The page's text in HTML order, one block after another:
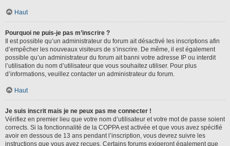
Haut
Pourquoi ne puis-je pas m’inscrire ?
Il est possible qu’un administrateur du forum ait désactivé les inscriptions afin
d’empêcher les nouveaux visiteurs de s’inscrire. De même, il est également
possible qu’un administrateur du forum ait banni votre adresse IP ou interdit
l’utilisation du nom d’utilisateur que vous souhaitez utiliser. Pour plus
d’informations, veuillez contacter un administrateur du forum.
Haut
Je suis inscrit mais je ne peux pas me connecter !
Vérifiez en premier lieu que votre nom d’utilisateur et votre mot de passe soient
corrects. Si la fonctionnalité de la COPPA est activée et que vous avez spécifié
avoir en dessous de 13 ans pendant l’inscription, vous devrez suivre les
instructions que vous avez reçues. Certains forums exigeront également que